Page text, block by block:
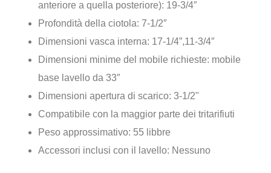
anteriore a quella posteriore): 19-3/4″
Profondità della ciotola: 7-1/2″
Dimensioni vasca interna: 17-1/4”,11-3/4″
Dimensioni minime del mobile richieste: mobile
base lavello da 33″
Dimensioni apertura di scarico: 3-1/2"
Compatibile con la maggior parte dei tritarifiuti
Peso approssimativo: 55 libbre
Accessori inclusi con il lavello: Nessuno